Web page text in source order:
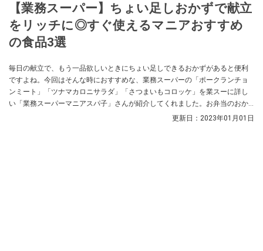
【業務スーパー】ちょい足しおかずで献立
をリッチに◎すぐ使えるマニアおすすめ
の食品3選
毎日の献立で、もう一品欲しいときにちょい足しできるおかずがあると便利
ですよね。今回はそんな時におすすめな、業務スーパーの「ポークランチョ
ンミート」「ツナマカロニサラダ」「さつまいもコロッケ」を業スーに詳し
い「業務スーパーマニアスパ子」さんが紹介してくれました。お弁当のおか
更新日： 2023年01月01日